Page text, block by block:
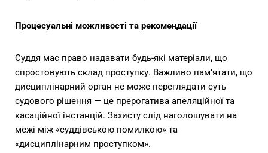
Процесуальні можливості та рекомендації
Суддя має право надавати будь-які матеріали, що
спростовують склад проступку. Важливо пам’ятати, що
дисциплінарний орган не може переглядати суть
судового рішення — це прерогатива апеляційної та
касаційної інстанцій. Захисту слід наголошувати на
межі між «суддівською помилкою» та
«дисциплінарним проступком».